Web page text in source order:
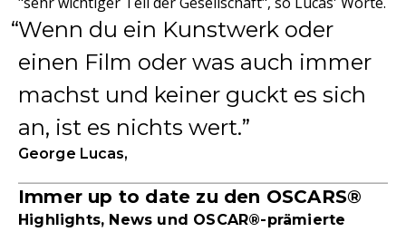
Wenn du ein Kunstwerk oder
einen Film oder was auch immer
machst und keiner guckt es sich
an, ist es nichts wert.
George Lucas,
Immer up to date zu den OSCARS®
Highlights, News und OSCAR®-prämierte